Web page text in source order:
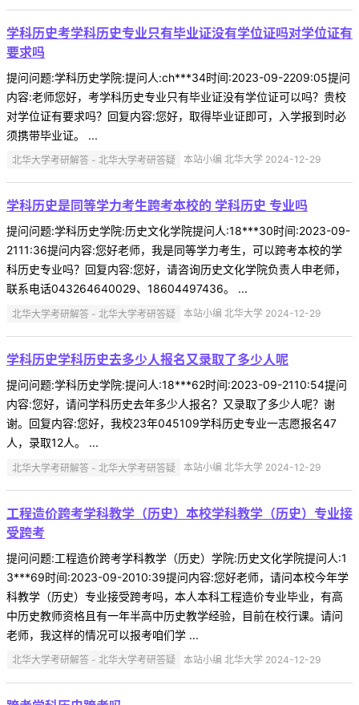
学科历史考学科历史专业只有毕业证没有学位证吗对学位证有
要求吗
提问问题:学科历史学院:提问人:ch***34时间:2023-09-2209:05提问
内容:老师您好，考学科历史专业只有毕业证没有学位证可以吗？贵校
对学位证有要求吗？回复内容:您好，取得毕业证即可，入学报到时必
须携带毕业证。 ...
北华大学考研解答 - 北华大学考研答疑 本站小编 北华大学 2024-12-29
学科历史是同等学力考生跨考本校的 学科历史 专业吗
提问问题:学科历史学院:历史文化学院提问人:18***30时间:2023-09-
2111:36提问内容:您好老师，我是同等学力考生，可以跨考本校的学
科历史专业吗？回复内容:您好，请咨询历史文化学院负责人申老师，
联系电话043264640029、18604497436。 ...
北华大学考研解答 - 北华大学考研答疑 本站小编 北华大学 2024-12-29
学科历史学科历史去多少人报名又录取了多少人呢
提问问题:学科历史学院:提问人:18***62时间:2023-09-2110:54提问
内容:您好，请问学科历史去年多少人报名？又录取了多少人呢？谢
谢。回复内容:您好，我校23年045109学科历史专业一志愿报名47
人，录取12人。 ...
北华大学考研解答 - 北华大学考研答疑 本站小编 北华大学 2024-12-29
工程造价跨考学科教学（历史）本校学科教学（历史）专业接
受跨考
提问问题:工程造价跨考学科教学（历史）学院:历史文化学院提问人:1
3***69时间:2023-09-2010:39提问内容:您好老师，请问本校今年学
科教学（历史）专业接受跨考吗，本人本科工程造价专业毕业，有高
中历史教师资格且有一年半高中历史教学经验，目前在校行课。请问
老师，我这样的情况可以报考咱们学 ...
北华大学考研解答 - 北华大学考研答疑 本站小编 北华大学 2024-12-29